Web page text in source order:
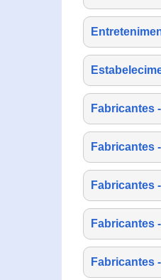
Fabricantes
Fabricantes
Fabricantes
Fabricantes
Fabricantes